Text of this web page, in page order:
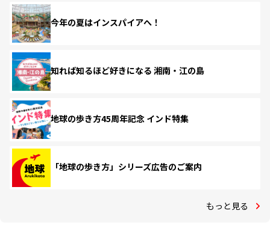
今年の夏はインスパイアへ！
知れば知るほど好きになる 湘南・江の島
地球の歩き方45周年記念 インド特集
「地球の歩き方」シリーズ広告のご案内
もっと見る